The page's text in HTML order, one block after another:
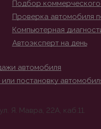
Подбор
Проверка автомобиля
Компьютерная
Автоэксперт на день
автомобиля
постановку
Я. Мавра, 22А, каб.11.